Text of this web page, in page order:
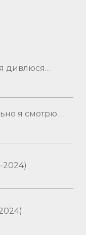
дивлюся…
я смотрю …
2024)